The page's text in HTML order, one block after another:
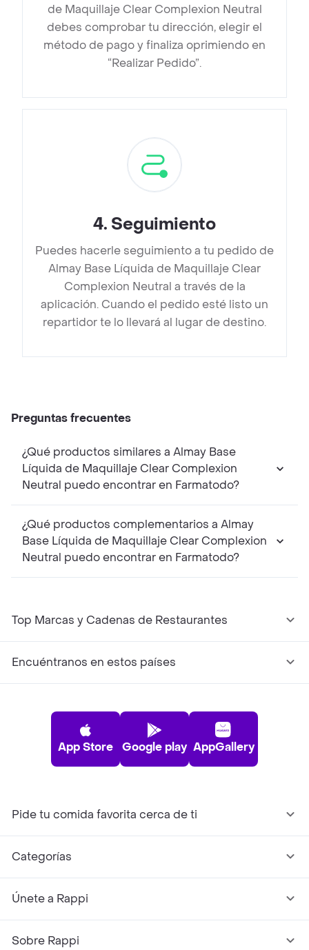
de Maquillaje Clear Complexion Neutral
debes comprobar tu dirección, elegir el
método de pago y finaliza oprimiendo en
“Realizar Pedido”.
4. Seguimiento
Puedes hacerle seguimiento a tu pedido de
Almay Base Líquida de Maquillaje Clear
Complexion Neutral a través de la
aplicación. Cuando el pedido esté listo un
repartidor te lo llevará al lugar de destino.
Preguntas frecuentes
¿Qué productos similares a Almay Base
Líquida de Maquillaje Clear Complexion
Neutral puedo encontrar en Farmatodo?
¿Qué productos complementarios a Almay
Base Líquida de Maquillaje Clear Complexion
Neutral puedo encontrar en Farmatodo?
Top Marcas y Cadenas de Restaurantes
Encuéntranos en estos países
App Store Google play AppGallery
Pide tu comida favorita cerca de ti
Categorías
Únete a Rappi
Sobre Rappi